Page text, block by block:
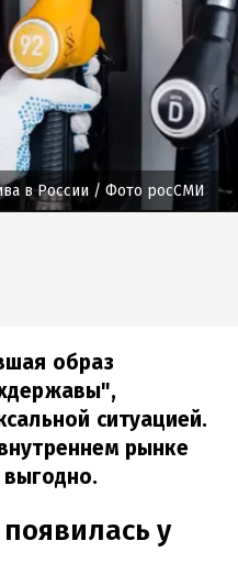
в России / Фото росСМИ
образ
ситуацией.
рынке
выгодно.
у